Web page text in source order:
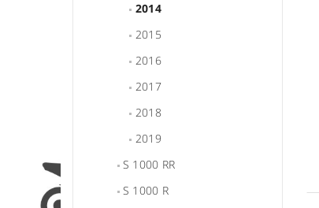
2014
2015
2016
2017
2018
2019
S 1000 RR
S 1000 R